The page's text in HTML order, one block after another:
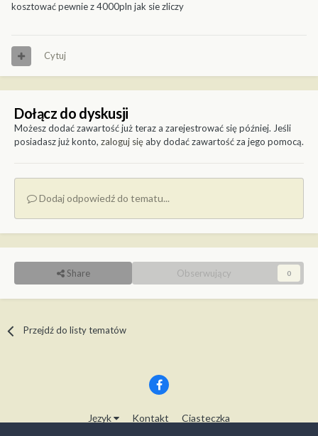
kosztować pewnie z 4000pln jak sie zliczy
Cytuj
Dołącz do dyskusji
Możesz dodać zawartość już teraz a zarejestrować się później. Jeśli
posiadasz już konto, zaloguj sięaby dodać zawartość za jego pomocą.
Dodaj odpowiedź do tematu...
Share Obserwujący 0
Przejdź do listy tematów
Język Kontakt Ciasteczka